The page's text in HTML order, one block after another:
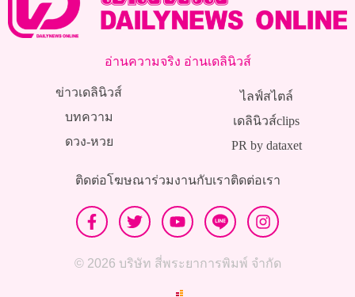
อ่านความจริง อ่านเดลินิวส์
ข่าวเดลินิวส์
บทความ
ดวง-หวย
ไลฟ์สไตล์
เดลินิวส์clips
PR by dataxet
ติดต่อโฆษณาร่วมงานกับเราติดต่อเรา
© 2026 บริษัท สี่พระยาการพิมพ์ จำกัด